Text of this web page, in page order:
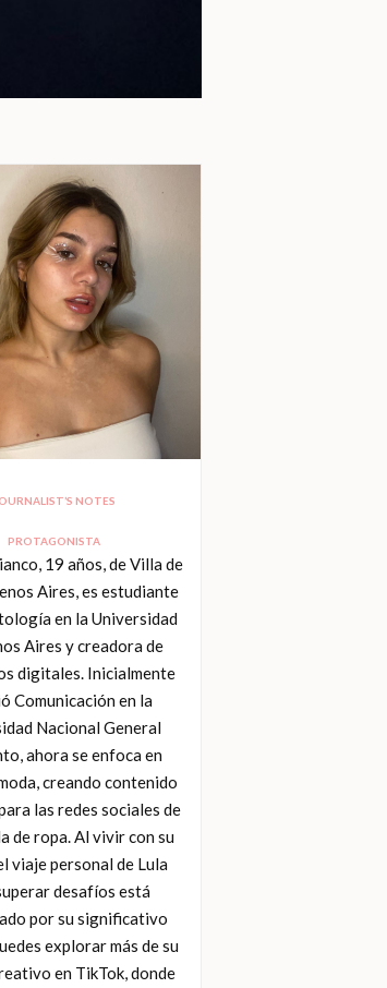
NOTES
PROTAGONISTA
19 años, de Villa de
Aires, es estudiante
en la Universidad
Aires y creadora de
digitales. Inicialmente
Comunicación en la
Nacional General
ahora se enfoca en
creando contenido
las redes sociales de
de ropa. Al vivir con su
viaje personal de Lula
desafíos está
por su significativo
explorar más de su
en TikTok, donde